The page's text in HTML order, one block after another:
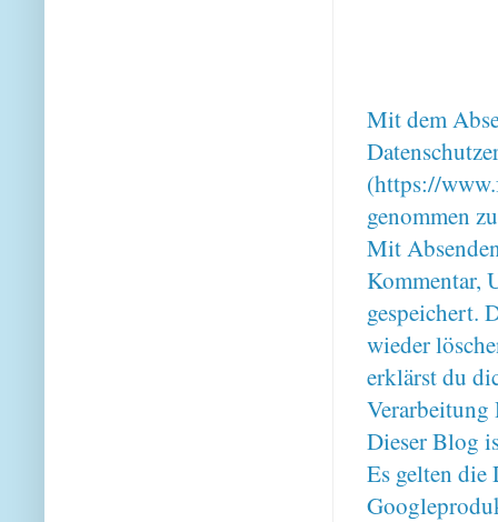
Mit dem
(https://
genommen
Mit
Kommentar,
gespeichert.
wieder
erklärst du
Verarbeitung
Dieser Blog
Es gelten